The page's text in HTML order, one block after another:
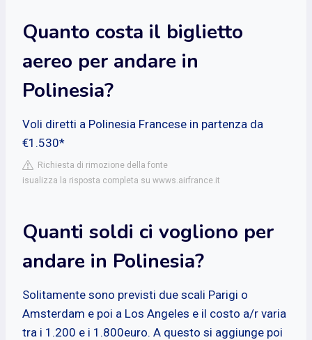
Quanto costa il biglietto
aereo per andare in
Polinesia?
Voli diretti a Polinesia Francese in partenza da
€1.530*
Richiesta di rimozione della fonte
isualizza la risposta completa su wwws.airfrance.it
Quanti soldi ci vogliono per
andare in Polinesia?
Solitamente sono previsti due scali Parigi o
Amsterdam e poi a Los Angeles e il costo a/r varia
tra i 1.200 e i 1.800euro. A questo si aggiunge poi